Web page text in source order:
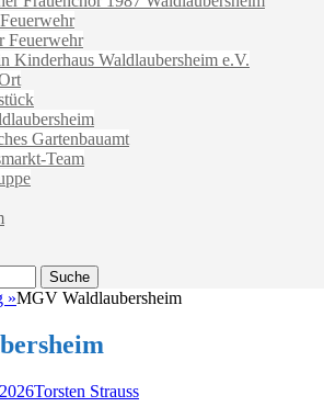
Feuerwehr
Kinderhaus Waldlaubersheim e.V.
Gartenbauamt
Team
»MGV Waldlaubersheim
Autor
Torsten Strauss